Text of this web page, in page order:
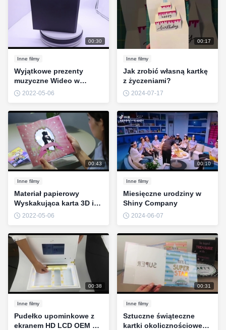
00:30
Inne filmy
Wyjątkowe prezenty
muzyczne Wideo w
folderze Kartka z
wideo
2022-05-06
00:17
Inne filmy
Jak zrobić własną kartkę
z życzeniami?
2024-07-17
00:43
Inne filmy
Materiał papierowy
Wyskakująca karta 3D i
lekka kartka
świątecznym kolorze
CMYK
2022-05-06
00:10
Inne filmy
Miesięczne urodziny w
Shiny Company
2024-06-07
00:38
Inne filmy
Pudełko upominkowe z
ekranem HD LCD OEM do
00:31
Inne filmy
Sztuczne świąteczne
kartki okolicznościowe